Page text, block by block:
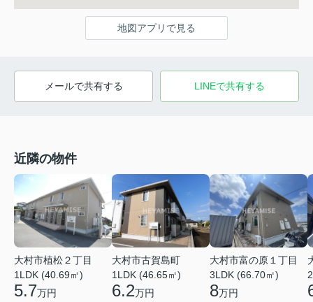
地図アプリで見る
メールで共有する LINEで共有する
近隣の物件
大村市植松２丁目
1LDK (40.69㎡)
5.7万円
大村市古賀島町
1LDK (46.65㎡)
6.2万円
大村市富の原１丁目
3LDK (66.70㎡)
8万円